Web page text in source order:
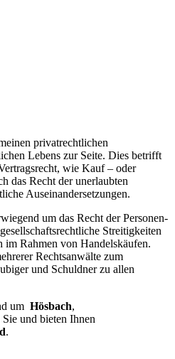
privatrechtlichen
Lebens zur Seite. Dies betrifft
wie Kauf – oder
das Recht der unerlaubten
Auseinandersetzungen.
um das Recht der Personen-
Streitigkeiten
im Rahmen von Handelskäufen.
Rechtsanwälte zum
und Schuldner zu allen
um Hösbach,
Sie und bieten Ihnen
.